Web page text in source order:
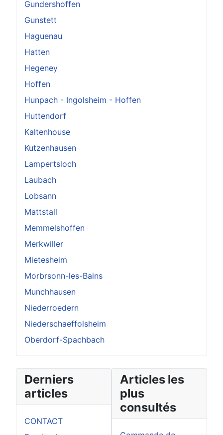
Gundershoffen
Gunstett
Haguenau
Hatten
Hegeney
Hoffen
Hunpach - Ingolsheim - Hoffen
Huttendorf
Kaltenhouse
Kutzenhausen
Lampertsloch
Laubach
Lobsann
Mattstall
Memmelshoffen
Merkwiller
Mietesheim
Morbrsonn-les-Bains
Munchhausen
Niederroedern
Niederschaeffolsheim
Oberdorf-Spachbach
Derniers
articles
CONTACT
Articles les
plus
consultés